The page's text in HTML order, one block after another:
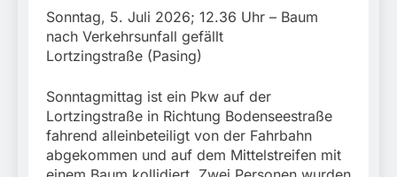
Sonntag, 5. Juli 2026; 12.36 Uhr – Baum
nach Verkehrsunfall gefällt
Lortzingstraße (Pasing)
Sonntagmittag ist ein Pkw auf der
Lortzingstraße in Richtung Bodenseestraße
fahrend alleinbeteiligt von der Fahrbahn
abgekommen und auf dem Mittelstreifen mit